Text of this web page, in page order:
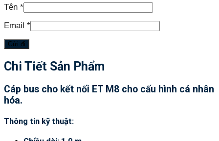
Tên *
Email *
Chi Tiết Sản Phẩm
Cáp bus cho kết nối ET M8 cho cấu hình cá nhân
hóa.
Thông tin kỹ thuật: